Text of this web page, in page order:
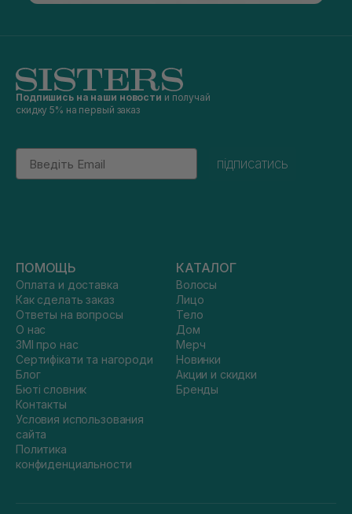
Подпишись на наши новости и получай
скидку 5% на первый заказ
Email
підписатись
ПОМОЩЬ
Оплата и доставка
Как сделать заказ
Ответы на вопросы
О нас
ЗМІ про нас
Сертифікати та нагороди
Блог
Бюті словник
Контакты
Условия использования
сайта
Политика
конфиденциальности
КАТАЛОГ
Волосы
Лицо
Тело
Дом
Мерч
Новинки
Акции и скидки
Бренды